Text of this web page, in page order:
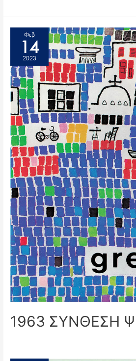
Φεβ
14
2023
1963 ΣΥΝΘΕΣΗ